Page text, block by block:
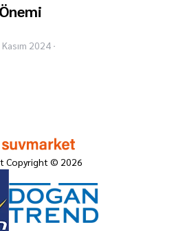
Önemi
2024
Copyright © 2026